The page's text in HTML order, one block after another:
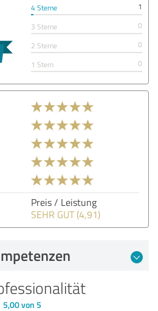
4 Sterne
1
3 Sterne
0
2 Sterne
0
1 Stern
0
Preis / Leistung
SEHR GUT (4,91)
5,00 von 5